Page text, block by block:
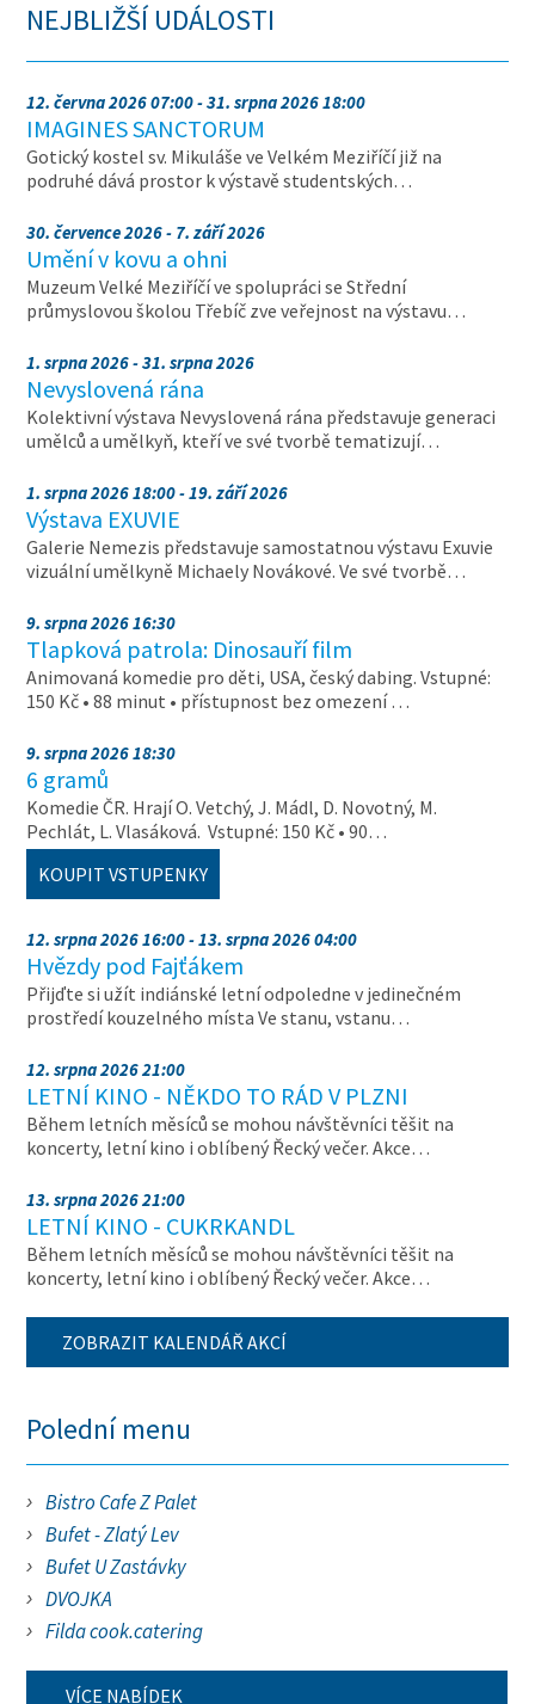
NEJBLIŽŠÍ UDÁLOSTI
12. června 2026 07:00 - 31. srpna 2026 18:00
IMAGINES SANCTORUM
Gotický kostel sv. Mikuláše ve Velkém Meziříčí již na
podruhé dává prostor k výstavě studentských…
30. července 2026 - 7. září 2026
Umění v kovu a ohni
Muzeum Velké Meziříčí ve spolupráci se Střední
průmyslovou školou Třebíč zve veřejnost na výstavu…
1. srpna 2026 - 31. srpna 2026
Nevyslovená rána
Kolektivní výstava Nevyslovená rána představuje generaci
umělců a umělkyň, kteří ve své tvorbě tematizují…
1. srpna 2026 18:00 - 19. září 2026
Výstava EXUVIE
Galerie Nemezis představuje samostatnou výstavu Exuvie
vizuální umělkyně Michaely Novákové. Ve své tvorbě…
9. srpna 2026 16:30
Tlapková patrola: Dinosauří film
Animovaná komedie pro děti, USA, český dabing. Vstupné:
150 Kč • 88 minut • přístupnost bez omezení …
9. srpna 2026 18:30
6 gramů
Komedie ČR. Hrají O. Vetchý, J. Mádl, D. Novotný, M.
Pechlát, L. Vlasáková. Vstupné: 150 Kč • 90…
KOUPIT VSTUPENKY
12. srpna 2026 16:00 - 13. srpna 2026 04:00
Hvězdy pod Fajťákem
Přijďte si užít indiánské letní odpoledne v jedinečném
prostředí kouzelného místa Ve stanu, vstanu…
12. srpna 2026 21:00
LETNÍ KINO - NĚKDO TO RÁD V PLZNI
Během letních měsíců se mohou návštěvníci těšit na
koncerty, letní kino i oblíbený Řecký večer. Akce…
13. srpna 2026 21:00
LETNÍ KINO - CUKRKANDL
Během letních měsíců se mohou návštěvníci těšit na
koncerty, letní kino i oblíbený Řecký večer. Akce…
ZOBRAZIT KALENDÁŘ AKCÍ
Polední menu
Bistro Cafe Z Palet
Bufet - Zlatý Lev
Bufet U Zastávky
DVOJKA
Filda cook.catering
VÍCE NABÍDEK